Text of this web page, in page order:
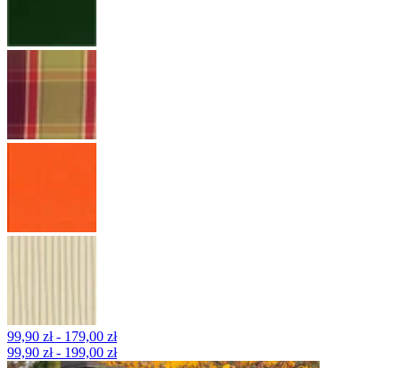
99,90 zł - 179,00 zł
99,90 zł - 199,00 zł